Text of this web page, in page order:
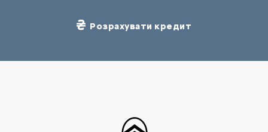
Розрахувати кредит